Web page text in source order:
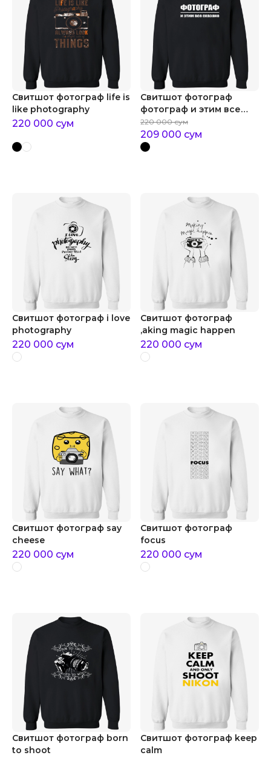
Свитшот фотограф life is
like photography
220 000 сум
Свитшот фотограф
фотограф и этим все
сказано
220 000 сум
209 000 сум
Свитшот фотограф i love
photography
220 000 сум
Свитшот фотограф
,aking magic happen
220 000 сум
Свитшот фотограф say
cheese
220 000 сум
Свитшот фотограф
focus
220 000 сум
Свитшот фотограф born
to shoot
Свитшот фотограф keep
calm